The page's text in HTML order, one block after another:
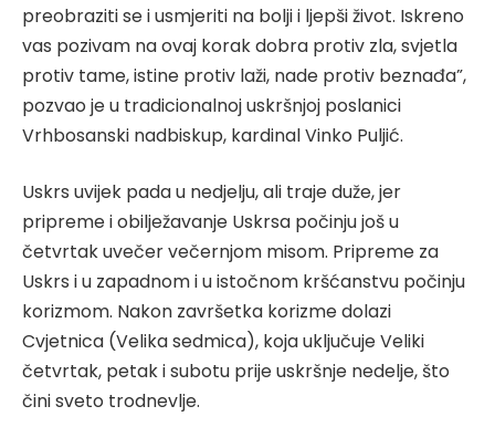
preobraziti se i usmjeriti na bolji i ljepši život. Iskreno
vas pozivam na ovaj korak dobra protiv zla, svjetla
protiv tame, istine protiv laži, nade protiv beznađa”,
pozvao je u tradicionalnoj uskršnjoj poslanici
Vrhbosanski nadbiskup, kardinal Vinko Puljić.
Uskrs uvijek pada u nedjelju, ali traje duže, jer
pripreme i obilježavanje Uskrsa počinju još u
četvrtak uvečer večernjom misom. Pripreme za
Uskrs i u zapadnom i u istočnom kršćanstvu počinju
korizmom. Nakon završetka korizme dolazi
Cvjetnica (Velika sedmica), koja uključuje Veliki
četvrtak, petak i subotu prije uskršnje nedelje, što
čini sveto trodnevlje.